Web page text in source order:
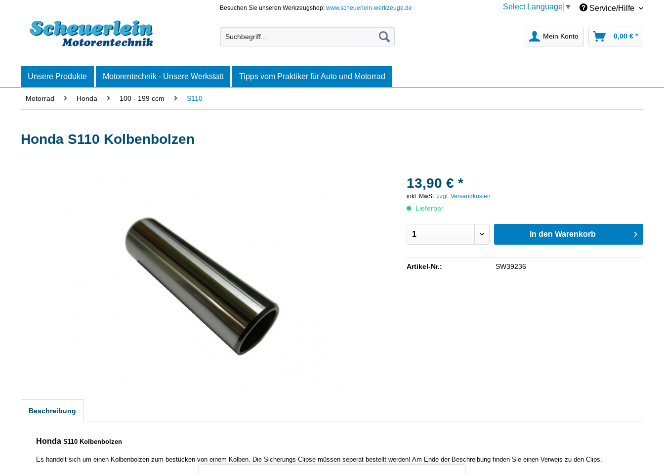
Besuchen Sie unseren Werkzeugshop:www.scheuerlein-werkzeuge.de Select Language ▼ Service/Hilfe
Mein Konto 0,00 € *
Unsere Produkte Motorentechnik - Unsere Werkstatt Tipps vom Praktiker für Auto und Motorrad
Motorrad Honda 100 - 199 ccm S110
Honda S110 Kolbenbolzen
13,90 € *
inkl. MwSt.zzgl. Versandkosten
Lieferbar
In den Warenkorb
Artikel-Nr.: SW39236
Beschreibung
Honda S110 Kolbenbolzen
Es handelt sich um einen Kolbenbolzen zum bestücken von einem Kolben. Die Sicherungs-Clipse müssen seperat bestellt werden! Am Ende der Beschreibung finden Sie einen Verweis zu den Clips.